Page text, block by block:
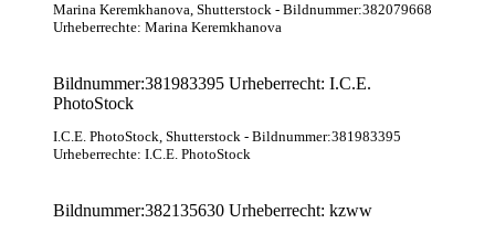
Marina Keremkhanova, Shutterstock - Bildnummer:382079668
Urheberrechte: Marina Keremkhanova
Bildnummer:381983395 Urheberrecht: I.C.E.
PhotoStock
I.C.E. PhotoStock, Shutterstock - Bildnummer:381983395
Urheberrechte: I.C.E. PhotoStock
Bildnummer:382135630 Urheberrecht: kzww